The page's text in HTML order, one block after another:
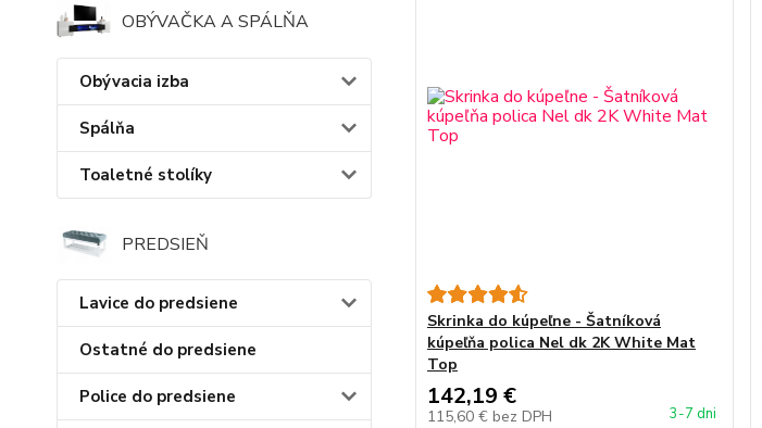
OBÝVAČKA A SPÁLŇA
Obývacia izba
Spálňa
Toaletné stolíky
PREDSIEŇ
Lavice do predsiene
Ostatné do predsiene
Police do predsiene
Skrinka do kúpeľne - Šatníková
kúpeľňa polica Nel dk 2K White Mat
Top
142,19 €
115,60 € bez DPH 3-7 dni